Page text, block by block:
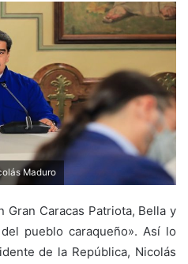
Maduro
Gran Caracas Patriota, Bella y
pueblo caraqueño». Así lo
de la República, Nicolás